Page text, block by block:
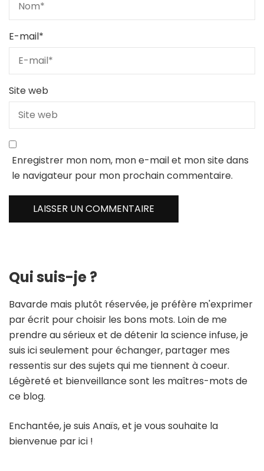
E-mail*
Site web
Enregistrer mon nom, mon e-mail et mon site dans
le navigateur pour mon prochain commentaire.
Qui suis-je ?
Bavarde mais plutôt réservée, je préfère m'exprimer
par écrit pour choisir les bons mots. Loin de me
prendre au sérieux et de détenir la science infuse, je
suis ici seulement pour échanger, partager mes
ressentis sur des sujets qui me tiennent à coeur.
Légèreté et bienveillance sont les maîtres-mots de
ce blog.
Enchantée, je suis Anaïs, et je vous souhaite la
bienvenue par ici !